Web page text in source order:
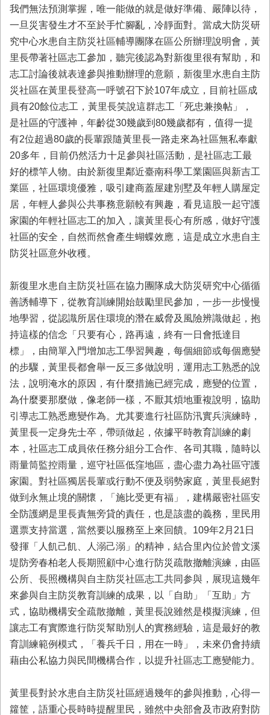
我們無法預測掌握，唯一能做的就是做好準備、嚴陣以待，
一旦災害發生才不至於手忙腳亂，冷靜面對。當成大防災研
究中心水患自主防災社區輔導團隊在區公所辦理說明會，黃
里長帶著社區志工參加，聽完後認為對新復里很有幫助，和
志工討論後就表達參與推動辦理的意願，新復里水患自主防
災社區在黃里長登高一呼號召下於107年成立，目前社區成
員有20餘位志工，黃里長笑說這群志工「死忠兼換帖」，
是社區的守護神，年齡從30幾歲到80幾歲都有，值得一提
有2位超過80歲的長輩跟隨黃里長一路走來為社區無私奉獻
20多年，目前仍然活力十足參與社區活動，是社區志工最
好的標竿人物。由於新復里鄰近臺南科學工業園區與新吉工
業區，社區環境優雅，吸引建商蓋屋建別墅及年輕人購屋定
居，年輕人參與公共事務意願較有興趣，看見這股一起守護
家園的年輕社區志工的加入，讓黃里長心有所感，做好守護
社區的安全，自然而然會產生蝴蝶效應，這是成立水患自主
防災社區意外收穫。
新復里水患自主防災社區在協力團隊成大防災研究中心循循
善誘輔導下，從教育訓練開始鼓勵里民參加，一步一步慢慢
地學習，從認識所居住環境的潛在威脅及風險辨識做起，抱
持這樣的信念「只要有心，路再遠，終有一日會抵達目
標」，由簡單入門增加志工學習興趣，每個細節或每個應變
的步驟，黃里長都會舉一反三多做說明，運用志工熟悉的說
法，說明淹水的原因，有什麼措施已經完成，應變的位置，
為什麼要那麼做，像老師一樣，不厭其煩地重複說明，協助
引導志工熟悉應變作為。尤其要進行社區防汛實兵演練時，
黃里長一定身先士卒，帶頭做起，依據平時教育訓練的劇
本，社區志工成員依任務分組分工合作、各司其職，隨時以
雨量筒監控雨量，巡守社區低窪地區，盡心盡力為社區守護
家園。對社區獨居長輩或行動不便及弱勢家庭，黃里長絕對
做到永無止境的關懷，「施比受更有福」，建構嚴密社區安
全防護網是里長責無旁貸的責任，也是該盡的義務，里民用
選票支持當選，當然要以服務至上來回饋。109年2月21日
發揮「人飢己飢、人溺己溺」的精神，結合里內位於曾文溪
堤防旁春柏老人長期照顧中心進行防災疏散撤離演練，由區
公所、長照機構與自主防災社區志工共同参與，展現這幾年
來參與自主防災教育訓練的成果，以「自助」「互助」方
式，協助機構安全疏散撤離，黃里長說雖然是模擬演練，但
讓志工有實際進行防災幫助別人的實務經驗，這是最好的教
育訓練範例模式，「養兵千日，用在一時」，未來仍會持續
藉由公私協力與民間機構合作，以提升社區志工應變能力。
黃里長對於水患自主防災社區經過幾年的參與推動，心得一
籮筐，語重心長時時提醒里民，雖然中央部會及市政府對防